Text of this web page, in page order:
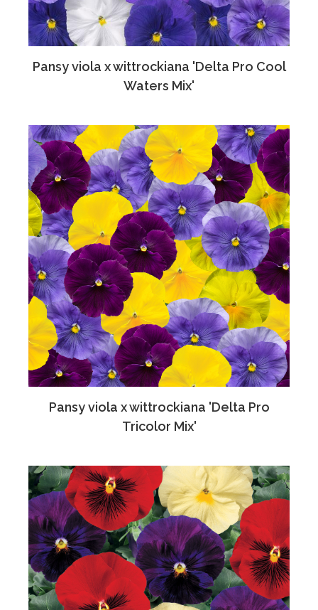
Pansy viola x wittrockiana 'Delta Pro Cool
Waters Mix'
Pansy viola x wittrockiana 'Delta Pro
Tricolor Mix'